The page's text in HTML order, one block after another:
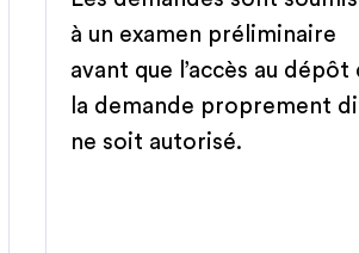
à un examen préliminaire
avant que l’accès au dépôt
la demande proprement
ne soit autorisé.